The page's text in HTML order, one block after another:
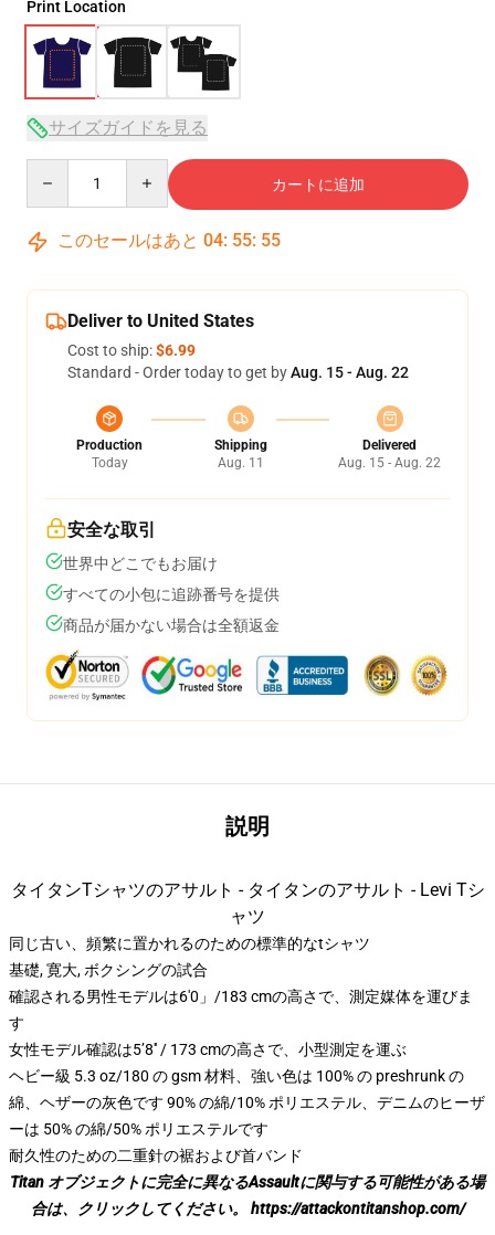
Print Location
サイズガイドを見る
カートに追加
このセールはあと 04: 55: 54
Deliver to United States
Cost to ship:$6.99
Standard - Order today to get byAug. 15 - Aug. 22
Production
Today
Shipping
Aug. 11
Delivered
Aug. 15 - Aug. 22
安全な取引
世界中どこでもお届け
すべての小包に追跡番号を提供
商品が届かない場合は全額返金
説明
タイタンTシャツのアサルト - タイタンのアサルト - Levi Tシ
ャツ
同じ古い、頻繁に置かれるのための標準的なtシャツ
基礎, 寛大, ボクシングの試合
確認される男性モデルは6'0」/183 cmの高さで、測定媒体を運びま
す
女性モデル確認は5’8′′ / 173 cmの高さで、小型測定を運ぶ
ヘビー級 5.3 oz/180 の gsm 材料、強い色は 100% の preshrunk の
綿、ヘザーの灰色です 90% の綿/10% ポリエステル、デニムのヒーザ
ーは 50% の綿/50% ポリエステルです
耐久性のための二重針の裾および首バンド
Titan オブジェクトに完全に異なるAssaultに関与する可能性がある場
合は、クリックしてください。 https://attackontitanshop.com/